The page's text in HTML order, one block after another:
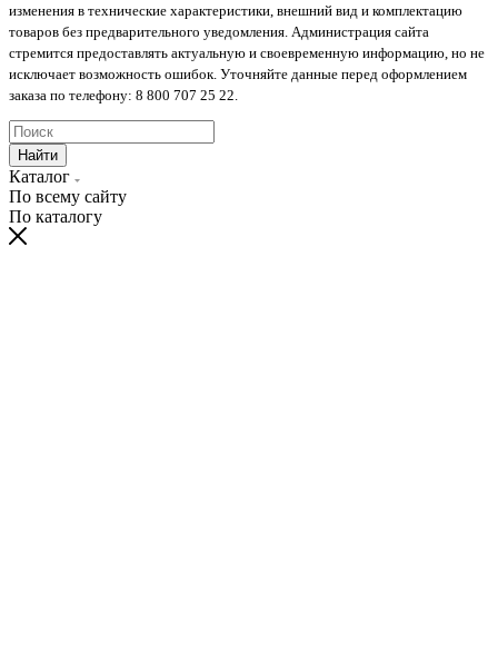
изменения в технические характеристики, внешний вид и комплектацию
товаров без предварительного уведомления. Администрация сайта
стремится предоставлять актуальную и своевременную информацию, но не
исключает возможность ошибок. Уточняйте данные перед оформлением
заказа по телефону: 8 800 707 25 22.
Найти
Каталог
По всему сайту
По каталогу